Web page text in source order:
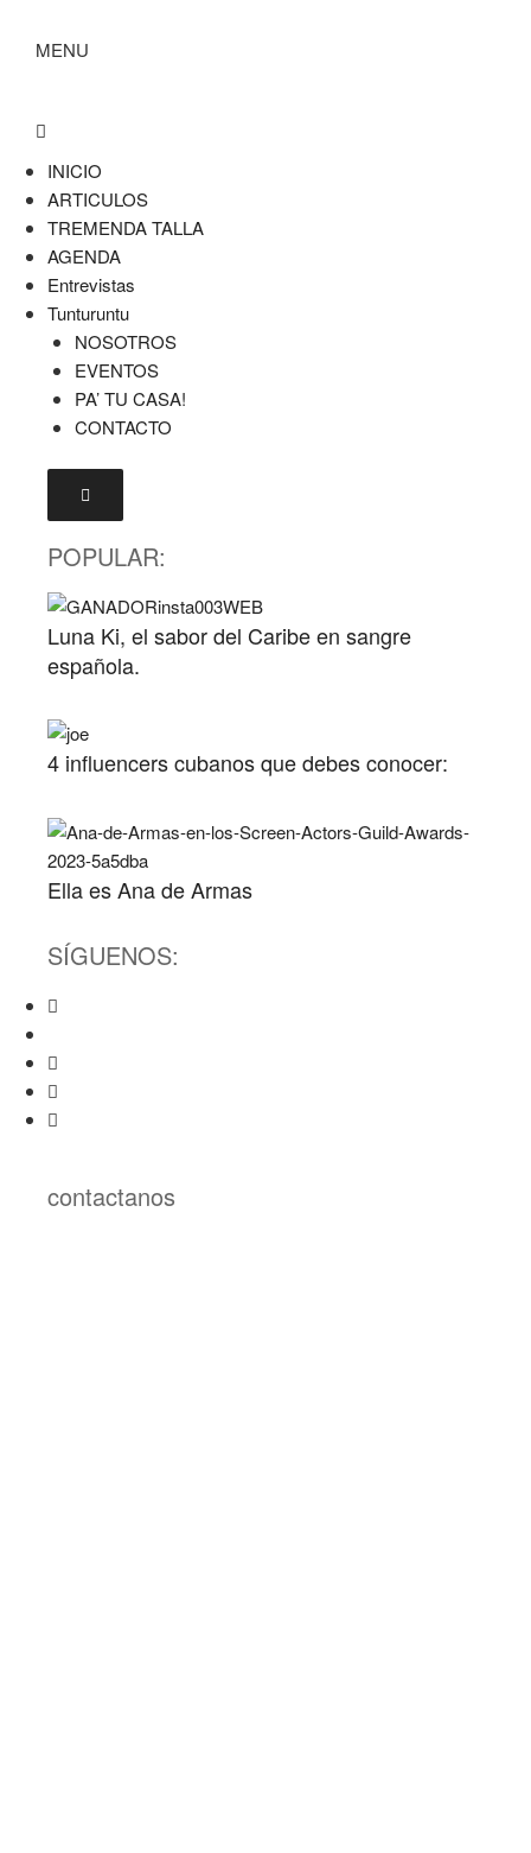
MENU
INICIO
ARTICULOS
TREMENDA TALLA
AGENDA
Entrevistas
Tunturuntu
NOSOTROS
EVENTOS
PA’ TU CASA!
CONTACTO
Menú conmutador hamburguesa
POPULAR:
Luna Ki, el sabor del Caribe en sangre
española.
4 influencers cubanos que debes conocer:
Ella es Ana de Armas
SÍGUENOS:
contactanos